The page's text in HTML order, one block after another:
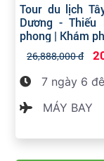
Tour du lịch
Dương -
phong | Khám
26,888,000 đ
7 ngày 6
MÁY BAY